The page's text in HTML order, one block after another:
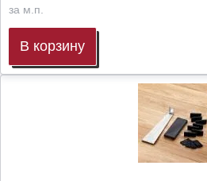
за м.п.
В корзину